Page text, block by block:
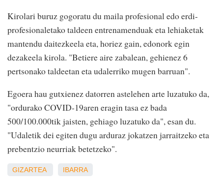
Kirolari buruz gogoratu du maila profesional edo erdi-
profesionaletako taldeen entrenamenduak eta lehiaketak
mantendu daitezkeela eta, horiez gain, edonork egin
dezakeela kirola. "Betiere aire zabalean, gehienez 6
pertsonako taldeetan eta udalerriko mugen barruan".
Egoera hau gutxienez datorren astelehen arte luzatuko da,
"ordurako COVID-19aren eragin tasa ez bada
500/100.000tik jaisten, gehiago luzatuko da", esan du.
"Udaletik dei egiten dugu arduraz jokatzen jarraitzeko eta
prebentzio neurriak betetzeko".
GIZARTEA IBARRA